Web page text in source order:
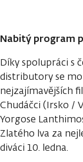
Nabitý program
Díky spolupráci s
distributory se
nejzajímavějších
Chudáčci (Irsko /
Yorgose
Zlatého lva za
diváci 10. ledna.